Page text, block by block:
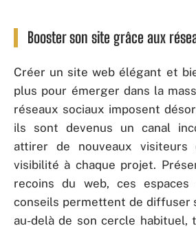
Booster son site grâce aux
Créer un site web élégant et
plus pour émerger dans la
réseaux sociaux imposent
ils sont devenus un canal
attirer de nouveaux
visibilité à chaque projet.
recoins du web, ces espaces
conseils permettent de diffuser
au-delà de son cercle habituel,